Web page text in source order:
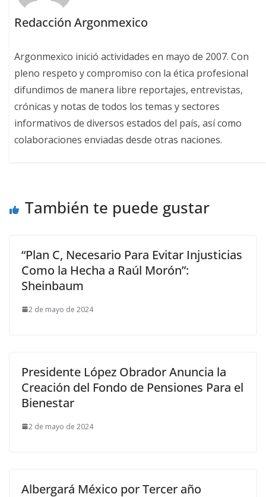
Redacción Argonmexico
Argonmexico inició actividades en mayo de 2007. Con
pleno respeto y compromiso con la ética profesional
difundimos de manera libre reportajes, entrevistas,
crónicas y notas de todos los temas y sectores
informativos de diversos estados del país, así como
colaboraciones enviadas desde otras naciones.
También te puede gustar
“Plan C, Necesario Para Evitar Injusticias
Como la Hecha a Raúl Morón”:
Sheinbaum
2 de mayo de 2024
Presidente López Obrador Anuncia la
Creación del Fondo de Pensiones Para el
Bienestar
2 de mayo de 2024
Albergará México por Tercer año